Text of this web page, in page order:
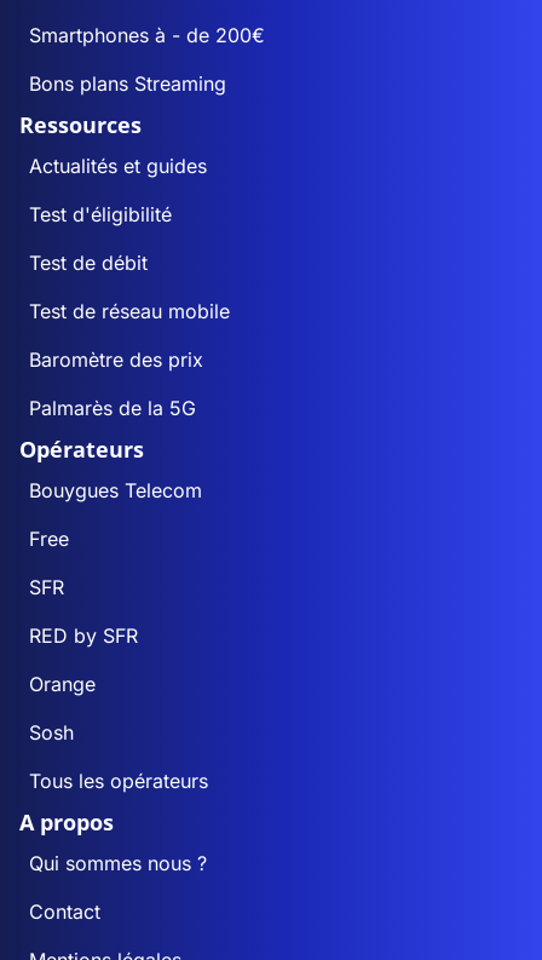
Smartphones à - de 200€
Bons plans Streaming
Ressources
Actualités et guides
Test d'éligibilité
Test de débit
Test de réseau mobile
Baromètre des prix
Palmarès de la 5G
Opérateurs
Bouygues Telecom
Free
SFR
RED by SFR
Orange
Sosh
Tous les opérateurs
A propos
Qui sommes nous ?
Contact